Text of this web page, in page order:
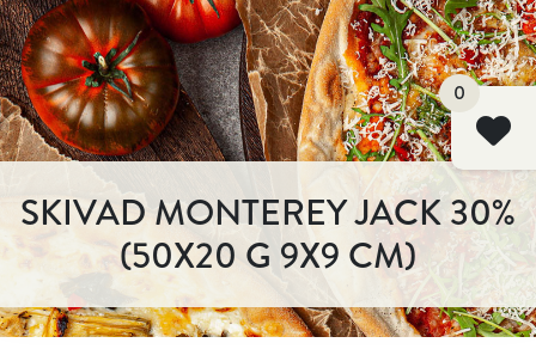
0
SKIVAD MONTEREY JACK 30%
(50X20 G 9X9 CM)